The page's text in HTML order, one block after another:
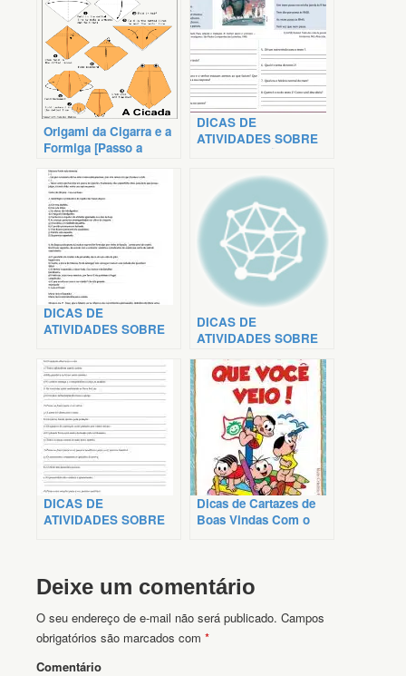
Origami da Cigarra e a
Formiga [Passo a
DICAS DE
ATIVIDADES SOBRE
COMPARAÇÃO
DICAS DE
ATIVIDADES SOBRE
SUJEITO
DICAS DE
ATIVIDADES SOBRE
DICAS DE
ATIVIDADES SOBRE
Dicas de Cartazes de
Boas Vindas Com o
Deixe um comentário
O seu endereço de e-mail não será publicado. Campos
obrigatórios são marcados com *
Comentário